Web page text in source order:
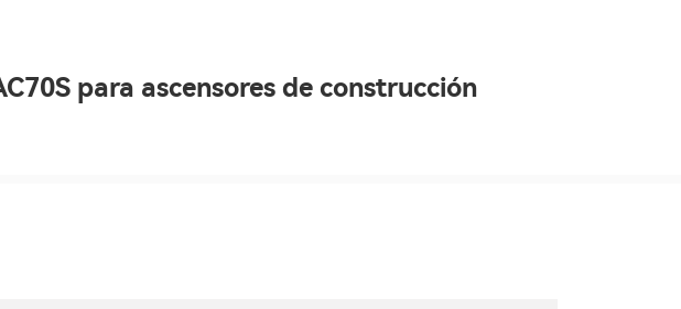
para ascensores de construcción